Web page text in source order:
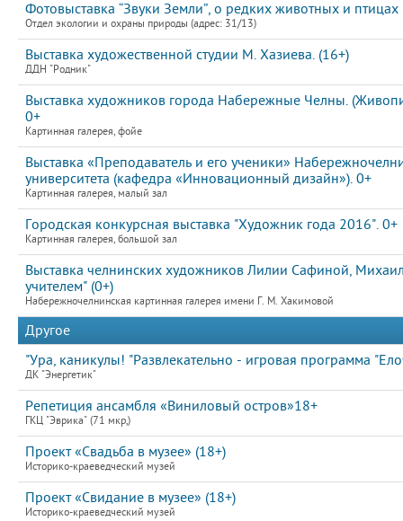
Фотовыставка “Звуки Земли”, о редких животных и
Отдел экологии и охраны природы (адрес: 31/13)
Выставка художественной студии М. Хазиева. (16+)
ДДН "Родник"
Выставка художников города Набережные Челны.
0+
Картинная галерея, фойе
Выставка «Преподаватель и его ученики»
университета (кафедра «Инновационный дизайн»). 0+
Картинная галерея, малый зал
Городская конкурсная выставка "Художник года 2016". 0+
Картинная галерея, большой зал
Выставка челнинских художников Лилии Сафиной,
учителем" (0+)
Набережночелнинская картинная галерея имени Г. М. Хакимовой
Другое
"Ура, каникулы! "Развлекательно - игровая программа
ДК "Энергетик"
Репетиция ансамбля «Виниловый остров»18+
ГКЦ "Эврика" (71 мкр,)
Проект «Свадьба в музее» (18+)
Историко-краеведческий музей
Проект «Свидание в музее» (18+)
Историко-краеведческий музей